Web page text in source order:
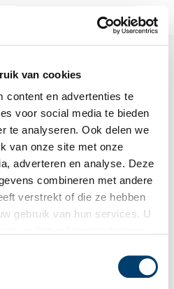
van cookies
content en advertenties te
voor social media te bieden
te analyseren. Ook delen we
van onze site met onze
adverteren en analyse. Deze
combineren met andere
verstrekt of die ze hebben
gebruik van hun services. U